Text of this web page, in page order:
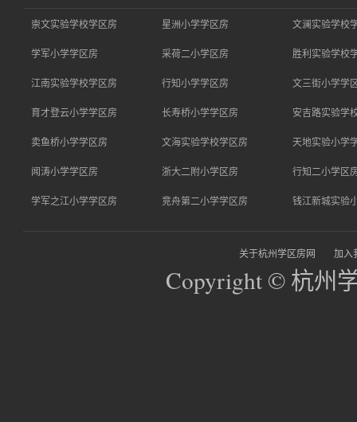
崇文实验学校学区房 星洲小学学区房 文澜实验学校
学军小学学区房 采荷二小学区房 胜利实验学校
江南实验学校学区房 行知小学学区房 文三街小学学
育才登云小学学区房 长寿桥小学学区房 安吉路实验学
卖鱼桥小学学区房 文海实验学校学区房 天地实验小学
闻涛小学学区房 浙大二附小学区房 行知二小学区
学军之江小学学区房 竞舟第二小学学区房 钱江新城实验
关于杭州学区房网 加入
Copyright © 杭州